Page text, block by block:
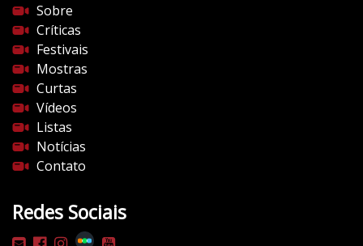
d
o
c
i
n
e
m
a
.
o
m
Sobre
Críticas
Festivais
Mostras
Curtas
Vídeos
Listas
Notícias
Contato
Redes Sociais